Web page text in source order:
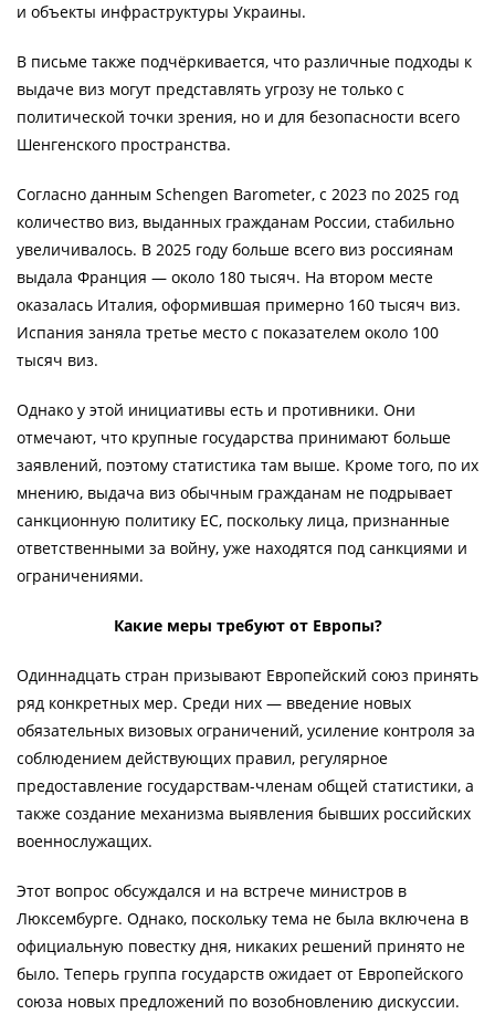
и объекты инфраструктуры Украины.
В письме также подчёркивается, что различные подходы к
выдаче виз могут представлять угрозу не только с
политической точки зрения, но и для безопасности всего
Шенгенского пространства.
Согласно данным Schengen Barometer, с 2023 по 2025 год
количество виз, выданных гражданам России, стабильно
увеличивалось. В 2025 году больше всего виз россиянам
выдала Франция — около 180 тысяч. На втором месте
оказалась Италия, оформившая примерно 160 тысяч виз.
Испания заняла третье место с показателем около 100
тысяч виз.
Однако у этой инициативы есть и противники. Они
отмечают, что крупные государства принимают больше
заявлений, поэтому статистика там выше. Кроме того, по их
мнению, выдача виз обычным гражданам не подрывает
санкционную политику ЕС, поскольку лица, признанные
ответственными за войну, уже находятся под санкциями и
ограничениями.
Какие меры требуют от Европы?
Одиннадцать стран призывают Европейский союз принять
ряд конкретных мер. Среди них — введение новых
обязательных визовых ограничений, усиление контроля за
соблюдением действующих правил, регулярное
предоставление государствам-членам общей статистики, а
также создание механизма выявления бывших российских
военнослужащих.
Этот вопрос обсуждался и на встрече министров в
Люксембурге. Однако, поскольку тема не была включена в
официальную повестку дня, никаких решений принято не
было. Теперь группа государств ожидает от Европейского
союза новых предложений по возобновлению дискуссии.